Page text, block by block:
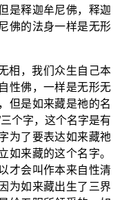
是释迦牟尼佛，释迦
佛的法身一样是无形
相，我们众生自己本
性佛，一样是无形无
但是如来藏是祂的名
个字，这个名字是有
为了要表达如来藏祂
如来藏的这个名字。
才会叫作本来自性清
为如来藏出生了三界